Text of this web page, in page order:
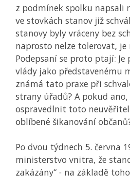
z podmínek spolku napsali
ve stovkách stanov již
stanovy byly vráceny bez
naprosto nelze tolerovat, je
Podepsaní se proto ptají: Je
vlády jako představenému
známá tato praxe při
strany úřadů? A pokud
ospravedlnit toto
oblíbené šikanování
Po dvou týdnech 5. června
ministerstvo vnitra, že
zakázány“ - na základě